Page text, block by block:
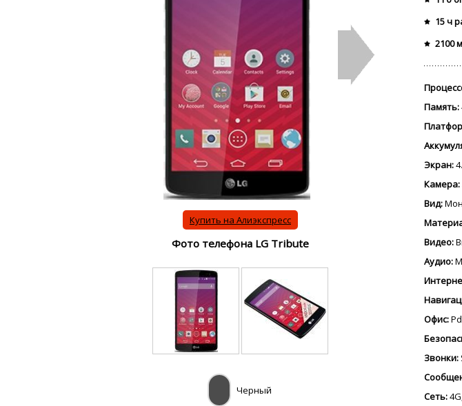
Купить на Алиэкспресс
Фото телефона LG Tribute
Черный
15 ч
2100
Память:
Экран:
Камера:
Вид:
Видео:
Аудио:
Офис:
Звонки:
Сеть: